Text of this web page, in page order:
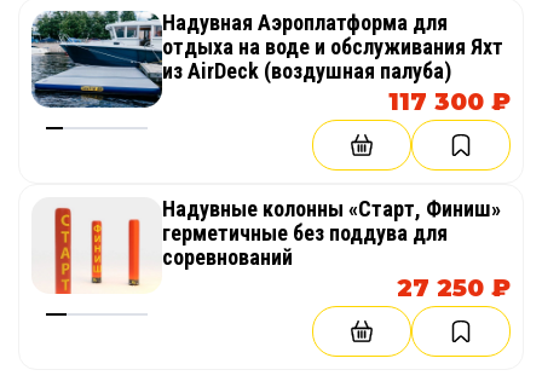
другой подходящей зоне. Она подходит для
летних фестивалей, парков, выездных программ,
детских лагерей, спортивных праздников и
временных площадок для активного отдыха.
Одна арена для разных сценариев
Надувная герметичная арена 6 м может
использоваться как игровое поле для дронбола,
Надувная Аэроплатформа для
отдыха на воде и обслуживания Яхт
из AirDeck (воздушная палуба)
117 300 ₽
Надувные колонны «Старт, Финиш»
герметичные без поддува для
соревнований
27 250 ₽